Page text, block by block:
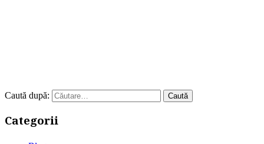
Caută după:
Categorii